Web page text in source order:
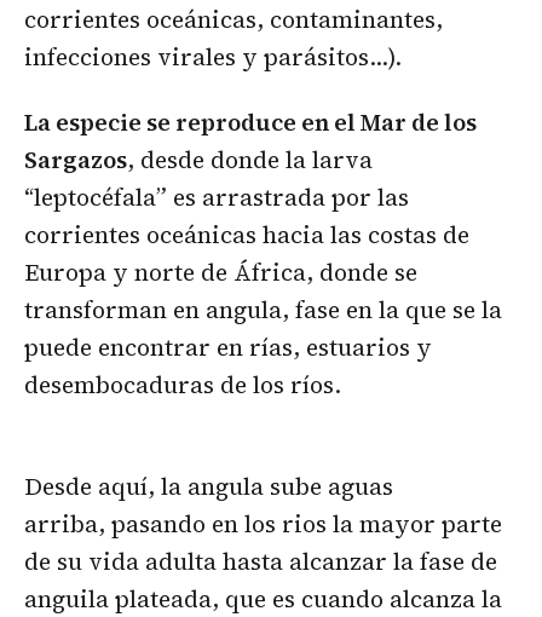
corrientes oceánicas, contaminantes,
infecciones virales y parásitos…).
La especie se reproduce en el Mar de los
Sargazos, desde donde la larva
“leptocéfala” es arrastrada por las
corrientes oceánicas hacia las costas de
Europa y norte de África, donde se
transforman en angula, fase en la que se la
puede encontrar en rías, estuarios y
desembocaduras de los ríos.
Desde aquí, la angula sube aguas
arriba, pasando en los rios la mayor parte
de su vida adulta hasta alcanzar la fase de
anguila plateada, que es cuando alcanza la